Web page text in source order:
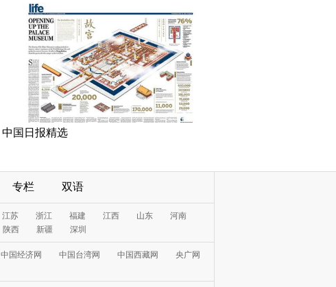
中国日报精选
专栏 双语
江苏 浙江 福建 江西 山东
河南
陕西 新疆 深圳
中国经济网 中国台湾网 中国西藏网
央广网